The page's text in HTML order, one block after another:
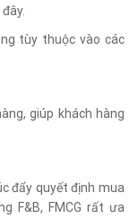
tùy thuộc vào các
giúp khách hàng
đẩy quyết định mua
F&B, FMCG rất ưa